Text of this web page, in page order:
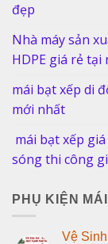
đẹp
Nhà máy sản
HDPE giá rẻ tại
mái bạt xếp di
mới nhất
mái bạt xếp
sóng thi công
PHỤ KIỆN
Vệ